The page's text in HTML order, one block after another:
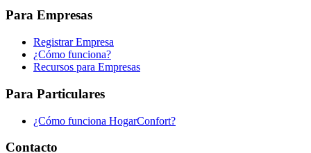
Para Empresas
Registrar Empresa
¿Cómo funciona?
Recursos para Empresas
Para Particulares
¿Cómo funciona HogarConfort?
Contacto